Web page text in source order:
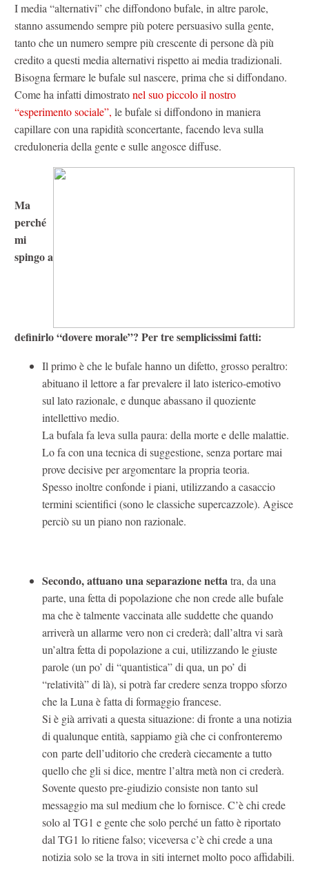
I media “alternativi” che diffondono bufale, in altre parole,
stanno assumendo sempre più potere persuasivo sulla gente,
tanto che un numero sempre più crescente di persone dà più
credito a questi media alternativi rispetto ai media tradizionali.
Bisogna fermare le bufale sul nascere, prima che si diffondano.
Come ha infatti dimostratonel suo piccolo il nostro
“esperimento sociale”, le bufale si diffondono in maniera
capillare con una rapidità sconcertante, facendo leva sulla
creduloneria della gente e sulle angosce diffuse.
Ma
perché
mi
spingo a
definirlo “dovere morale”? Per tre semplicissimi fatti:
Il primo è che le bufale hanno un difetto, grosso peraltro:
abituano il lettore a far prevalere il lato isterico-emotivo
sul lato razionale, e dunque abassano il quoziente
intellettivo medio.
La bufala fa leva sulla paura: della morte e delle malattie.
Lo fa con una tecnica di suggestione, senza portare mai
prove decisive per argomentare la propria teoria.
Spesso inoltre confonde i piani, utilizzando a casaccio
termini scientifici (sono le classiche supercazzole). Agisce
perciò su un piano non razionale.
Secondo, attuano una separazione nettatra, da una
parte, una fetta di popolazione che non crede alle bufale
ma che è talmente vaccinata alle suddette che quando
arriverà un allarme vero non ci crederà; dall’altra vi sarà
un’altra fetta di popolazione a cui, utilizzando le giuste
parole (un po’ di “quantistica” di qua, un po’ di
“relatività” di là), si potrà far credere senza troppo sforzo
che la Luna è fatta di formaggio francese.
Si è già arrivati a questa situazione: di fronte a una notizia
di qualunque entità, sappiamo già che ci confronteremo
con parte dell’uditorio che crederà ciecamente a tutto
quello che gli si dice, mentre l’altra metà non ci crederà.
Sovente questo pre-giudizio consiste non tanto sul
messaggio ma sul medium che lo fornisce. C’è chi crede
solo al TG1 e gente che solo perché un fatto è riportato
dal TG1 lo ritiene falso; viceversa c’è chi crede a una
notizia solo se la trova in siti internet molto poco affidabili.